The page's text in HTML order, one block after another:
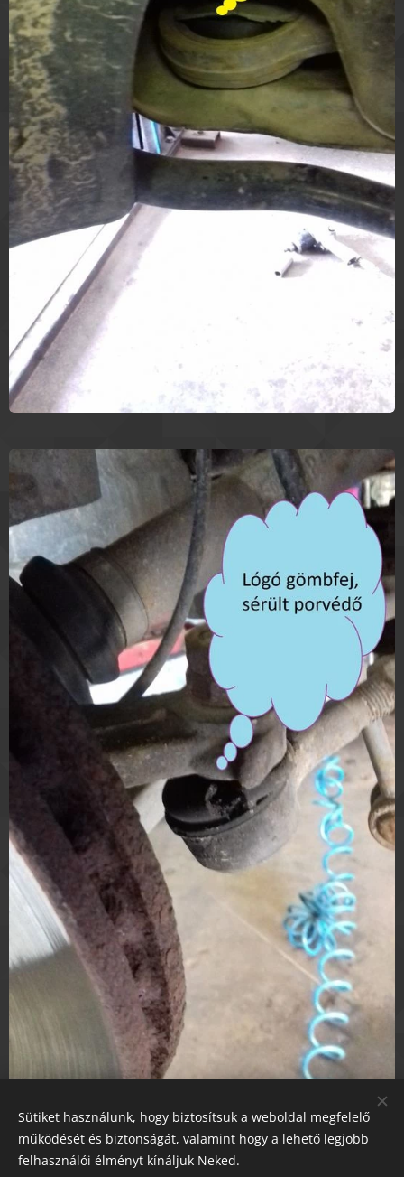
Sütiket használunk, hogy biztosítsuk a weboldal megfelelő
működését és biztonságát, valamint hogy a lehető legjobb
felhasználói élményt kínáljuk Neked.